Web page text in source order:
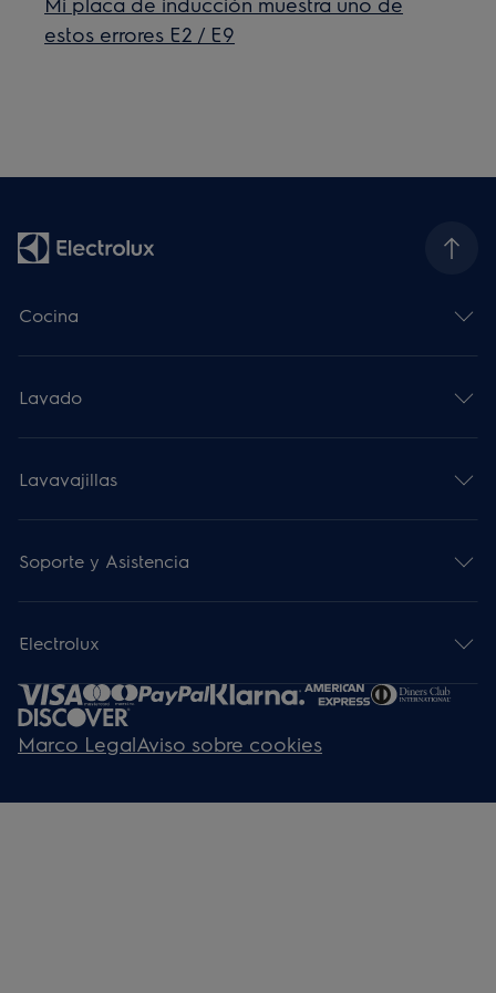
estos errores E2 / E9
Cocina
Lavado
Lavavajillas
Soporte y Asistencia
Electrolux
Marco LegalAviso sobre cookies